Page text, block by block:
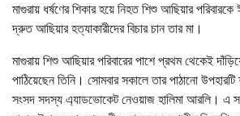
মাগুরায় ধর্ষণের শিকার হয়ে নিহত শিশু আছিয়ার
দ্রুত আছিয়ার হত্যাকারীদের বিচার চান তার মা।
মাগুরায় শিশু আছিয়ার পরিবারের পাশে প্রথম থেকেই
পাঠিয়েছেন তিনি। সোমবার সকালে তার পাঠানো উপহারটি
সংসদ সদস্য এ্যাডভোকেট নেওয়াজ হালিমা আরলি। এ